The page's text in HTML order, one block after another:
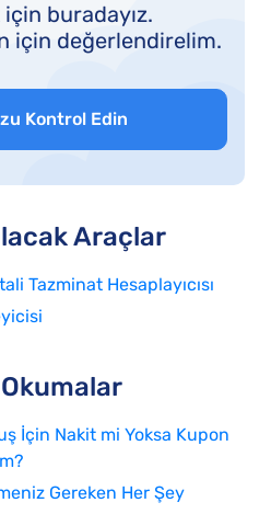
buradayız.
için değerlendirelim.
Kontrol Edin
Araçlar
Tazminat Hesaplayıcısı
İçin Nakit mi Yoksa Kupon
Gereken Her Şey